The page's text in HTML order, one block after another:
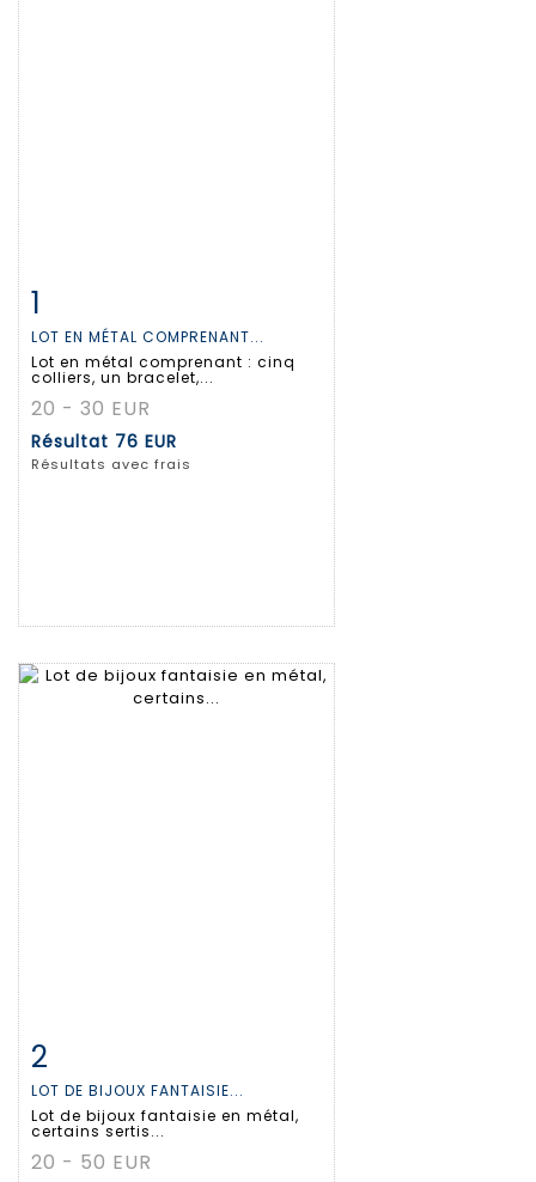
1
LOT EN MÉTAL COMPRENANT...
Lot en métal comprenant : cinq
colliers, un bracelet,...
20 - 30 EUR
Résultat 76 EUR
Résultats avec frais
Fiche détaillée
2
LOT DE BIJOUX FANTAISIE...
Lot de bijoux fantaisie en métal,
certains sertis...
20 - 50 EUR